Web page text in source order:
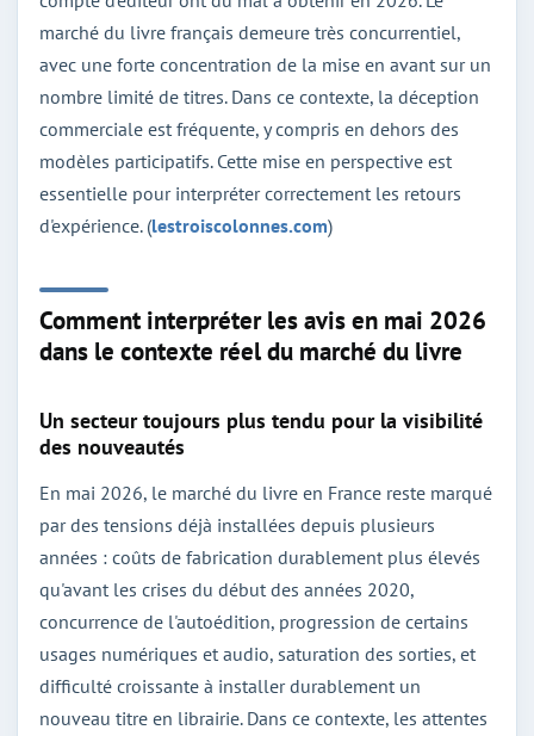
marché du livre français demeure très concurrentiel,
avec une forte concentration de la mise en avant sur un
nombre limité de titres. Dans ce contexte, la déception
commerciale est fréquente, y compris en dehors des
modèles participatifs. Cette mise en perspective est
essentielle pour interpréter correctement les retours
d'expérience. (lestroiscolonnes.com)
Comment interpréter les avis en mai 2026
dans le contexte réel du marché du livre
Un secteur toujours plus tendu pour la visibilité
des nouveautés
En mai 2026, le marché du livre en France reste marqué
par des tensions déjà installées depuis plusieurs
années : coûts de fabrication durablement plus élevés
qu'avant les crises du début des années 2020,
concurrence de l'autoédition, progression de certains
usages numériques et audio, saturation des sorties, et
difficulté croissante à installer durablement un
nouveau titre en librairie. Dans ce contexte, les attentes